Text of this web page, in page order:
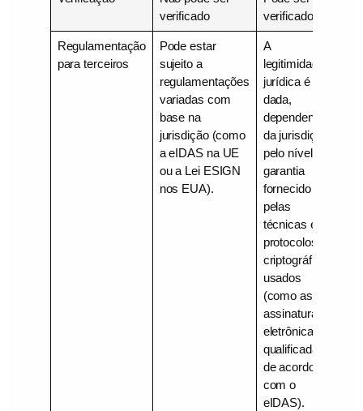
verificado
verificado
Regulamentação
para terceiros
Pode estar
sujeito a
regulamentações
variadas com
base na
jurisdição (como
a eIDAS na UE
ou a Lei ESIGN
nos EUA).
A
legitimidade
jurídica é
dada,
dependendo
da jurisdição,
pelo nível de
garantia
fornecido
pelas
técnicas e
protocolos
criptográficos
usados
(como as
assinaturas
eletrônicas
qualificadas
de acordo
com o
eIDAS).